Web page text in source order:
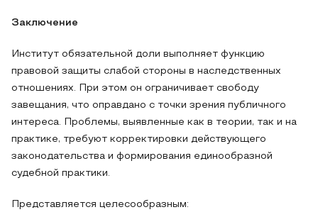
Заключение
Институт обязательной доли выполняет функцию
правовой защиты слабой стороны в наследственных
отношениях. При этом он ограничивает свободу
завещания, что оправдано с точки зрения публичного
интереса. Проблемы, выявленные как в теории, так и на
практике, требуют корректировки действующего
законодательства и формирования единообразной
судебной практики.
Представляется целесообразным: